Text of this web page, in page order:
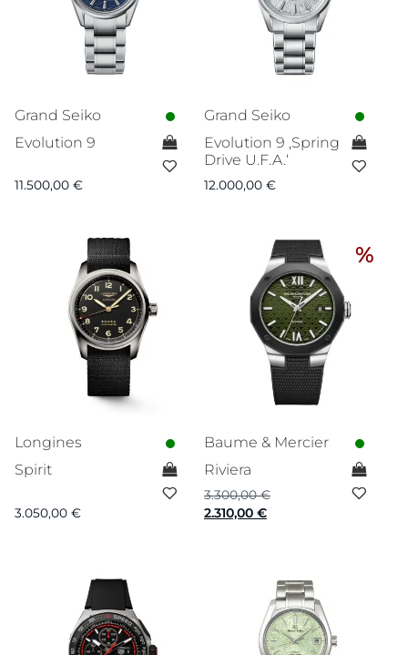
Grand Seiko
Evolution 9
11.500,00 €
Grand Seiko
Evolution 9 ‚Spring
Drive U.F.A.‘
12.000,00 €
Longines
Spirit
3.050,00 €
%
Baume & Mercier
Riviera
3.300,00€
Ursprünglicher
2.310,00 €Aktueller